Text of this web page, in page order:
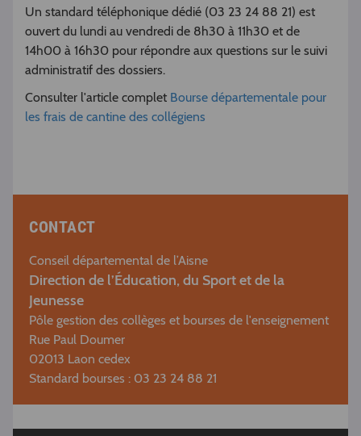
Un standard téléphonique dédié (03 23 24 88 21) est
ouvert du lundi au vendredi de 8h30 à 11h30 et de
14h00 à 16h30 pour répondre aux questions sur le suivi
administratif des dossiers.
Consulter l'article complet Bourse départementale pour
les frais de cantine des collégiens
CONTACT
Conseil départemental de l’Aisne
Direction de l’Éducation, du Sport et de la
Jeunesse
Pôle gestion des collèges et bourses de l'enseignement
Rue Paul Doumer
02013 Laon cedex
Standard bourses : 03 23 24 88 21